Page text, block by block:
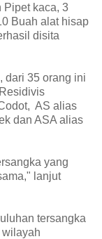
Pipet kaca, 3
Buah alat hisap
disita
dari 35 orang ini
AS alias
dan ASA alias
yang
lanjut
tersangka